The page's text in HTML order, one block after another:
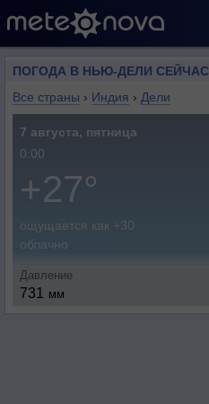
ПОГОДА В НЬЮ-ДЕЛИ СЕЙЧАС
Все страны › Индия › Дели
7 августа, пятница
0:00
+27°
ощущается как +30
облачно
Давление
731 мм